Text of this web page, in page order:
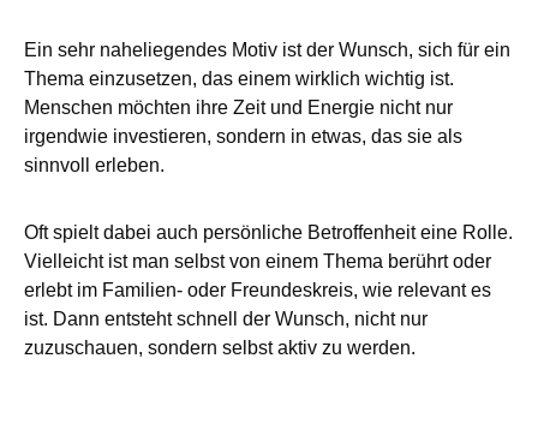
Ein sehr naheliegendes Motiv ist der Wunsch, sich für ein
Thema einzusetzen, das einem wirklich wichtig ist.
Menschen möchten ihre Zeit und Energie nicht nur
irgendwie investieren, sondern in etwas, das sie als
sinnvoll erleben.
Oft spielt dabei auch persönliche Betroffenheit eine Rolle.
Vielleicht ist man selbst von einem Thema berührt oder
erlebt im Familien- oder Freundeskreis, wie relevant es
ist. Dann entsteht schnell der Wunsch, nicht nur
zuzuschauen, sondern selbst aktiv zu werden.